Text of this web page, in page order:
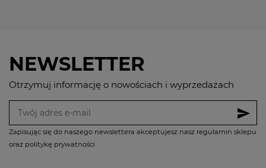
NEWSLETTER
Otrzymuj informację o nowościach i wyprzedażach
send
Zapisując się do naszego newslettera akceptujesz nasz regulamin sklepu
oraz politykę prywatności